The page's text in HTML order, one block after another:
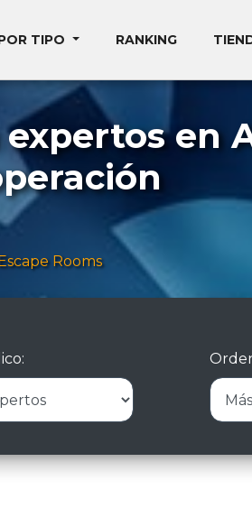
TIPO RANKING
en
Rooms